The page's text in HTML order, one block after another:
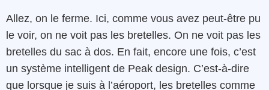
Allez, on le ferme. Ici, comme vous avez peut-être pu
le voir, on ne voit pas les bretelles. On ne voit pas les
bretelles du sac à dos. En fait, encore une fois, c’est
un système intelligent de Peak design. C’est-à-dire
que lorsque je suis à l’aéroport, les bretelles comme